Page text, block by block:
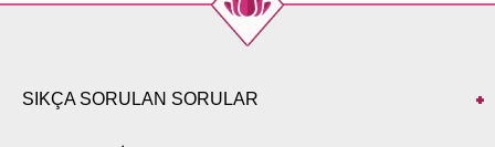
SIKÇA SORULAN SORULAR